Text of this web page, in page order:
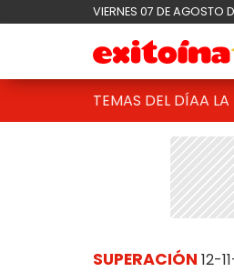
VIERNES 07 DE AGOSTO
TEMAS DEL DÍAA LA
SUPERACIÓN 12-